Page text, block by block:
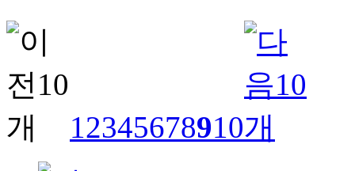
12345678910